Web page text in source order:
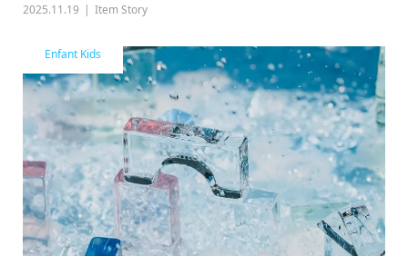
2025.11.19 Item Story
Enfant Kids